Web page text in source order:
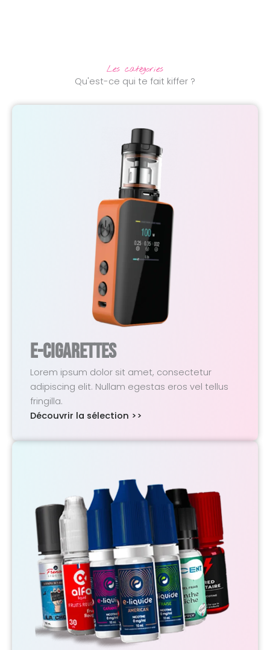
Les catégories
Qu'est-ce qui te fait kiffer ?
E-Cigarettes
Lorem ipsum dolor sit amet, consectetur
adipiscing elit. Nullam egestas eros vel tellus
fringilla.
Découvrir la sélection >>